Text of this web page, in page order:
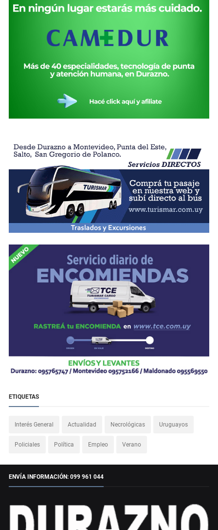
ETIQUETAS
Interés General Actualidad Necrológicas Uruguayos
Policiales Política Empleo Verano
ENVÍA INFORMACIÓN: 099 961 044